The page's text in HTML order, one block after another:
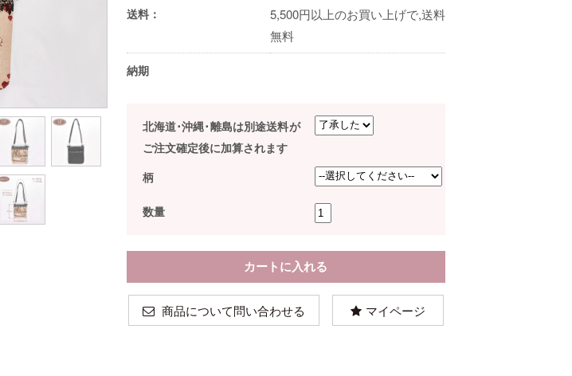
送料：
5,500円以上のお買い上げで,送料
無料
納期
北海道･沖縄･離島は別途送料が
ご注文確定後に加算されます
柄
数量
商品について問い合わせる マイページ